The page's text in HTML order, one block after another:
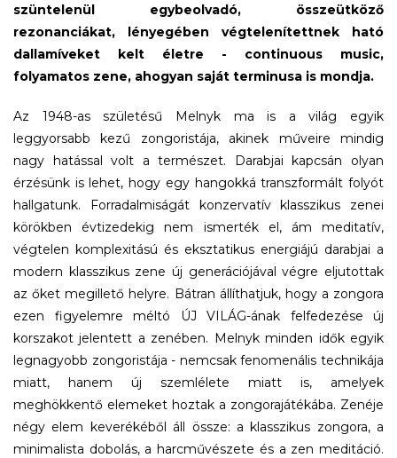
szüntelenül egybeolvadó, összeütköző
rezonanciákat, lényegében végtelenítettnek ható
dallamíveket kelt életre - continuous music,
folyamatos zene, ahogyan saját terminusa is mondja.
Az 1948-as születésű Melnyk ma is a világ egyik
leggyorsabb kezű zongoristája, akinek műveire mindig
nagy hatással volt a természet. Darabjai kapcsán olyan
érzésünk is lehet, hogy egy hangokká transzformált folyót
hallgatunk. Forradalmiságát konzervatív klasszikus zenei
körökben évtizedekig nem ismerték el, ám meditatív,
végtelen komplexitású és eksztatikus energiájú darabjai a
modern klasszikus zene új generációjával végre eljutottak
az őket megillető helyre. Bátran állíthatjuk, hogy a zongora
ezen figyelemre méltó ÚJ VILÁG-ának felfedezése új
korszakot jelentett a zenében. Melnyk minden idők egyik
legnagyobb zongoristája - nemcsak fenomenális technikája
miatt, hanem új szemlélete miatt is, amelyek
meghökkentő elemeket hoztak a zongorajátékába. Zenéje
négy elem keverékéből áll össze: a klasszikus zongora, a
minimalista dobolás, a harcművészete és a zen meditáció.